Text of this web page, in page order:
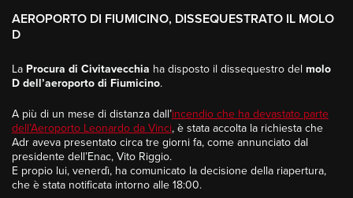
AEROPORTO DI FIUMICINO, DISSEQUESTRATO IL MOLO
D
La Procura di Civitavecchia ha disposto il dissequestro del molo
D dell’aeroporto di Fiumicino.
A più di un mese di distanza dall’incendio che ha devastato parte
dell’Aeroporto Leonardo da Vinci, è stata accolta la richiesta che
Adr aveva presentato circa tre giorni fa, come annunciato dal
presidente dell’Enac, Vito Riggio.
E propio lui, venerdì, ha comunicato la decisione della riapertura,
che è stata notificata intorno alle 18:00.